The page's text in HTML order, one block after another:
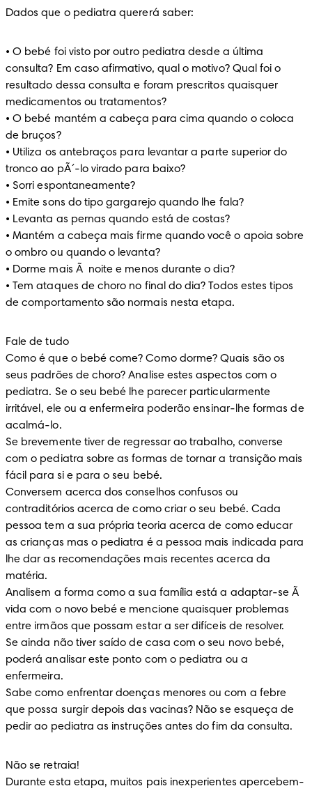
Dados que o pediatra quererá saber:
• O bebé foi visto por outro pediatra desde a última
consulta? Em caso afirmativo, qual o motivo? Qual foi o
resultado dessa consulta e foram prescritos quaisquer
medicamentos ou tratamentos?
• O bebé mantém a cabeça para cima quando o coloca
de bruços?
• Utiliza os antebraços para levantar a parte superior do
tronco ao pÃ´-lo virado para baixo?
• Sorri espontaneamente?
• Emite sons do tipo gargarejo quando lhe fala?
• Levanta as pernas quando está de costas?
• Mantém a cabeça mais firme quando você o apoia sobre
o ombro ou quando o levanta?
• Dorme mais Ã  noite e menos durante o dia?
• Tem ataques de choro no final do dia? Todos estes tipos
de comportamento são normais nesta etapa.
Fale de tudo
Como é que o bebé come? Como dorme? Quais são os
seus padrões de choro? Analise estes aspectos com o
pediatra. Se o seu bebé lhe parecer particularmente
irritável, ele ou a enfermeira poderão ensinar-lhe formas de
acalmá-lo.
Se brevemente tiver de regressar ao trabalho, converse
com o pediatra sobre as formas de tornar a transição mais
fácil para si e para o seu bebé.
Conversem acerca dos conselhos confusos ou
contraditórios acerca de como criar o seu bebé. Cada
pessoa tem a sua própria teoria acerca de como educar
as crianças mas o pediatra é a pessoa mais indicada para
lhe dar as recomendações mais recentes acerca da
matéria.
Analisem a forma como a sua família está a adaptar-se Ã
vida com o novo bebé e mencione quaisquer problemas
entre irmãos que possam estar a ser difíceis de resolver.
Se ainda não tiver saído de casa com o seu novo bebé,
poderá analisar este ponto com o pediatra ou a
enfermeira.
Sabe como enfrentar doenças menores ou com a febre
que possa surgir depois das vacinas? Não se esqueça de
pedir ao pediatra as instruções antes do fim da consulta.
Não se retraia!
Durante esta etapa, muitos pais inexperientes apercebem-